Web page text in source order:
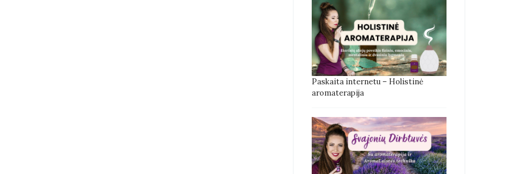
Paskaita internetu – Holistinė
aromaterapija